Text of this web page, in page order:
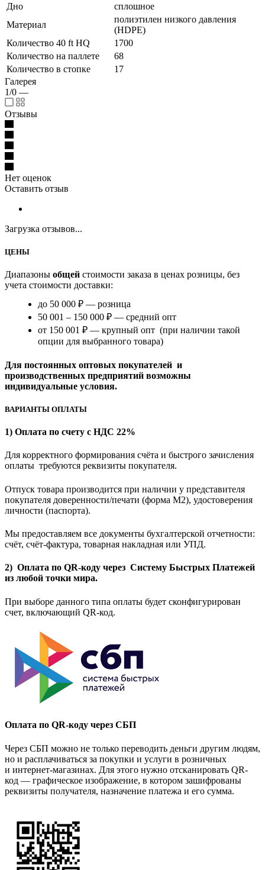
Дно
сплошное
Материал
полиэтилен низкого давления
(HDPE)
Количество 40 ft HQ
1700
Количество на паллете
68
Количество в стопке
17
Галерея
1/0 —
Отзывы
Нет оценок
Оставить отзыв
Загрузка отзывов...
ЦЕНЫ
Диапазоны общей стоимости заказа в ценах розницы, без
учета стоимости доставки:
до 50 000 ₽ — розница
50 001 – 150 000 ₽ — средний опт
от 150 001 ₽ — крупный опт (при наличии такой
опции для выбранного товара)
Для постоянных оптовых покупателей и
производственных предприятий возможны
индивидуальные условия.
ВАРИАНТЫ ОПЛАТЫ
1) Оплата по счету с НДС 22%
Для корректного формирования счёта и быстрого зачисления
оплаты требуются реквизиты покупателя.
Отпуск товара производится при наличии у представителя
покупателя доверенности/печати (форма M2), удостоверения
личности (паспорта).
Мы предоставляем все документы бухгалтерской отчетности:
счёт, счёт-фактура, товарная накладная или УПД.
2) Оплата по QR-коду через Систему Быстрых Платежей
из любой точки мира.
При выборе данного типа оплаты будет сконфигурирован
счет, включающий QR-код.
Оплата по QR-коду через СБП
Через СБП можно не только переводить деньги другим людям,
но и расплачиваться за покупки и услуги в розничных
и интернет-магазинах. Для этого нужно отсканировать QR-
код — графическое изображение, в котором зашифрованы
реквизиты получателя, назначение платежа и его сумма.